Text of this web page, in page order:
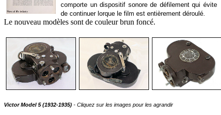
comporte un dispositif sonore de défilement qui évite
de continuer lorque le film est entièrement déroulé.
Le nouveau modèles sont de couleur brun foncé.
Victor Model 5 (1932-1935) - Cliquez sur les images pour les agrandir